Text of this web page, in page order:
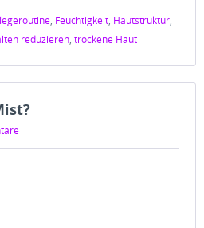
, Feuchtigkeit, Hautstruktur,
reduzieren, trockene Haut